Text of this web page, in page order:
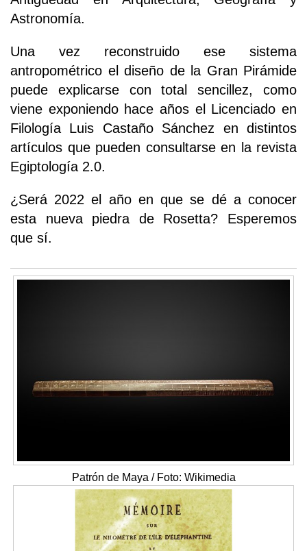
Astronomía.
Una vez reconstruido ese sistema
antropométrico el diseño de la Gran Pirámide
puede explicarse con total sencillez, como
viene exponiendo hace años el Licenciado en
Filología Luis Castaño Sánchez en distintos
artículos que pueden consultarse en la revista
Egiptología 2.0.
¿Será 2022 el año en que se dé a conocer
esta nueva piedra de Rosetta? Esperemos
que sí.
Patrón de Maya / Foto: Wikimedia